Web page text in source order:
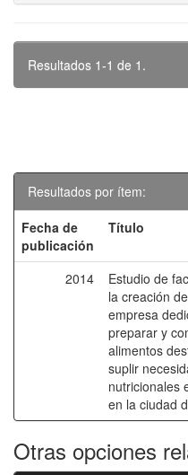
Resultados 1-1 de 1.
Resultados por ítem:
Fecha de
publicación
Título
2014
Estudio de
la creación
empresa
preparar y
alimentos
suplir
nutricionales
en la ciudad
Otras opciones